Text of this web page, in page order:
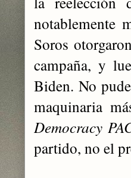
notablemente
Soros
campaña, y
Biden. No
maquinaria
Democracy
partido, no el